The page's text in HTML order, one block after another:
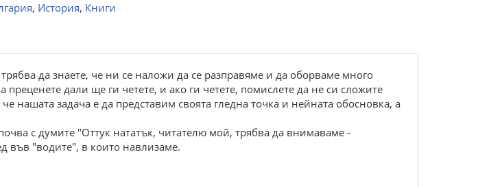
, История, Книги
да знаете, че ни се наложи да се разправяме и да оборваме много
дали ще ги четете, и ако ги четете, помислете да не си сложите
нашата задача е да представим своята гледна точка и нейната обосновка, а
с думите "Оттук нататък, читателю мой, трябва да внимаваме -
във "водите", в които навлизаме.